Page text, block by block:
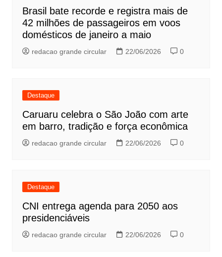
Brasil bate recorde e registra mais de
42 milhões de passageiros em voos
domésticos de janeiro a maio
redacao grande circular 22/06/2026 0
Destaque
Caruaru celebra o São João com arte
em barro, tradição e força econômica
redacao grande circular 22/06/2026 0
Destaque
CNI entrega agenda para 2050 aos
presidenciáveis
redacao grande circular 22/06/2026 0